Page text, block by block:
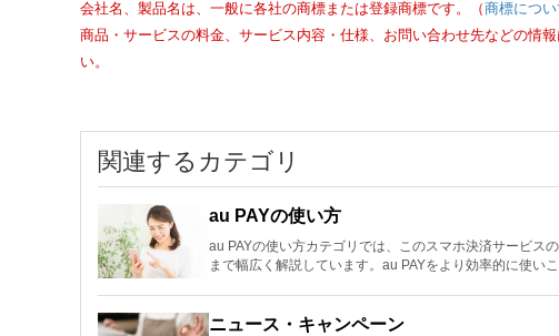
会社名、製品名は、一般に各社の商標または登録商標です。（ 商標につい
商品・サービスの料金、サービス内容・仕様、お問い合わせ先などの情
い。
関連するカテゴリ
au PAYの使い方
au PAYの使い方カテゴリでは、このスマホ決済サービス
まで幅広く解説しています。au PAYをより効率的に使い
ニュース・キャンペーン